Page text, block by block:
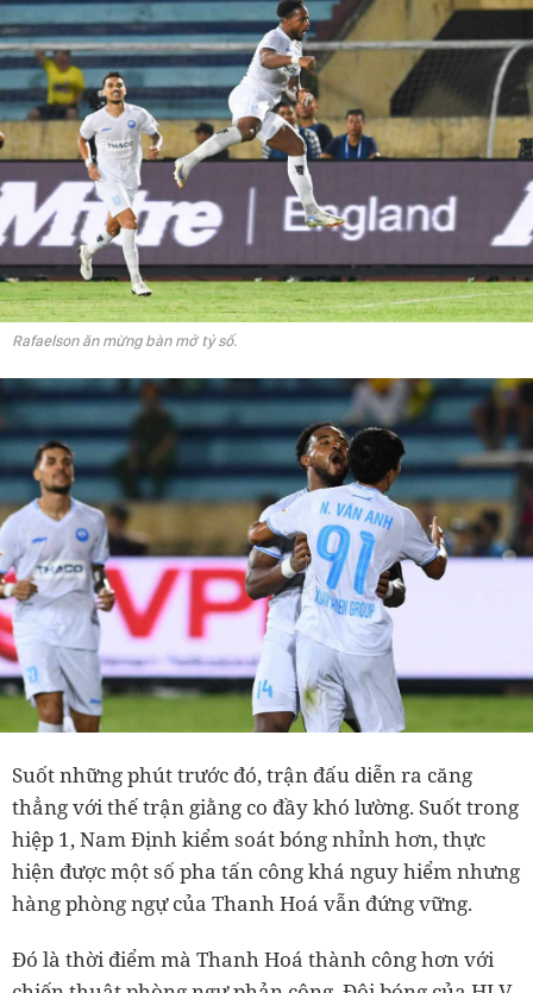
Rafaelson ăn mừng bàn mở tỷ số.
Suốt những phút trước đó, trận đấu diễn ra căng
thẳng với thế trận giằng co đầy khó lường. Suốt trong
hiệp 1, Nam Định kiểm soát bóng nhỉnh hơn, thực
hiện được một số pha tấn công khá nguy hiểm nhưng
hàng phòng ngự của Thanh Hoá vẫn đứng vững.
Đó là thời điểm mà Thanh Hoá thành công hơn với